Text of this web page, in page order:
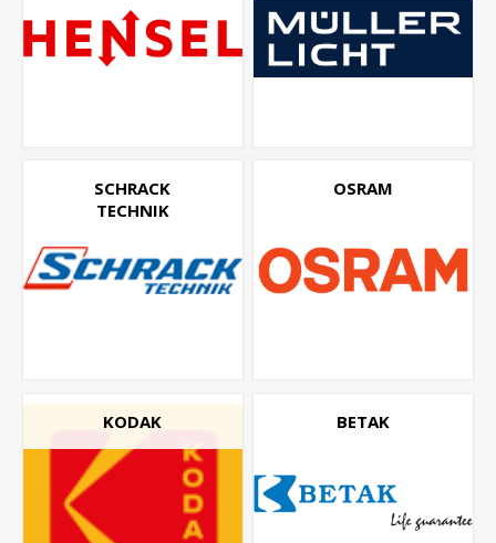
SCHRACK
TECHNIK
OSRAM
KODAK BETAK